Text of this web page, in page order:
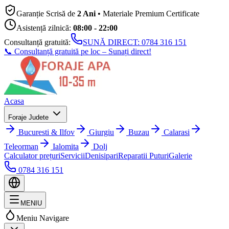
Garanție Scrisă de 2 Ani • Materiale Premium Certificate
Asistență zilnică: 08:00 - 22:00
Consultanță gratuită:
SUNĂ DIRECT: 0784 316 151
📞 Consultanță gratuită pe loc – Sunați direct!
Acasa
Foraje Judete
Bucuresti & Ilfov Giurgiu Buzau
Calarasi
Teleorman
Ialomita
Dolj
Calculator prețuriServiciiDenisipariReparatii PuturiGalerie
0784 316 151
MENIU
Meniu Navigare